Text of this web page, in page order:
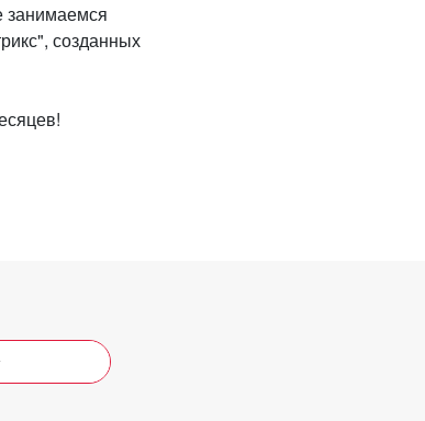
занимаемся
созданных